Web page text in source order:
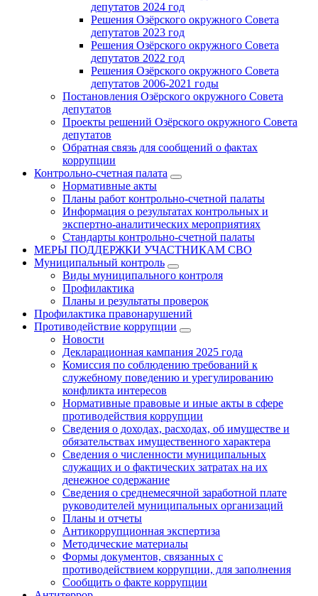
депутатов 2024 год
Решения Озёрского окружного Совета
депутатов 2023 год
Решения Озёрского окружного Совета
депутатов 2022 год
Решения Озёрского окружного Совета
депутатов 2006-2021 годы
Постановления Озёрского окружного Совета
депутатов
Проекты решений Озёрского окружного Совета
депутатов
Обратная связь для сообщений о фактах
коррупции
Контрольно-счетная палата
Нормативные акты
Планы работ контрольно-счетной палаты
Информация о результатах контрольных и
экспертно-аналитических мероприятиях
Стандарты контрольно-счетной палаты
МЕРЫ ПОДДЕРЖКИ УЧАСТНИКАМ СВО
Муниципальный контроль
Виды муниципального контроля
Профилактика
Планы и результаты проверок
Профилактика правонарушений
Противодействие коррупции
Новости
Декларационная кампания 2025 года
Комиссия по соблюдению требований к
служебному поведению и урегулированию
конфликта интересов
Нормативные правовые и иные акты в сфере
противодействия коррупции
Сведения о доходах, расходах, об имуществе и
обязательствах имущественного характера
Сведения о численности муниципальных
служащих и о фактических затратах на их
денежное содержание
Сведения о среднемесячной заработной плате
руководителей муниципальных организаций
Планы и отчеты
Антикоррупционная экспертиза
Методические материалы
Формы документов, связанных с
противодействием коррупции, для заполнения
Сообщить о факте коррупции